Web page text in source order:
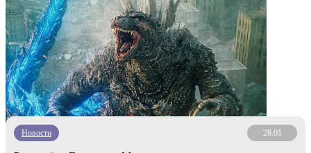
Новости 28.01